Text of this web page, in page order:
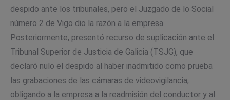
despido ante los tribunales, pero el Juzgado de lo Social
número 2 de Vigo dio la razón a la empresa.
Posteriormente, presentó recurso de suplicación ante el
Tribunal Superior de Justicia de Galicia (TSJG), que
declaró nulo el despido al haber inadmitido como prueba
las grabaciones de las cámaras de videovigilancia,
obligando a la empresa a la readmisión del conductor y al